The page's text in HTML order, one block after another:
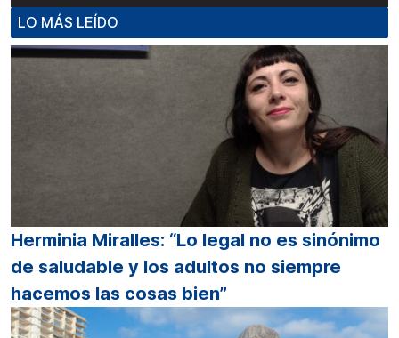
audio
LO MÁS LEÍDO
Herminia Miralles: “Lo legal no es sinónimo
de saludable y los adultos no siempre
hacemos las cosas bien”